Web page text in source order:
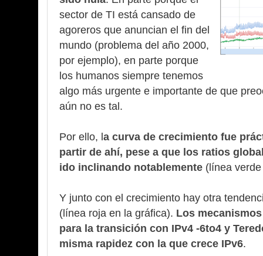
sector de TI está cansado de
agoreros que anuncian el fin del
mundo (problema del año 2000,
por ejemplo), en parte porque
los humanos siempre tenemos
algo más urgente e importante de que
aún no es tal.
Por ello, la curva de crecimiento fue
partir de ahí, pese a que los ratios
ido inclinando notablemente (línea
Y junto con el crecimiento hay otra
(línea roja en la gráfica). Los
para la transición con IPv4 -6to4 y
misma rapidez con la que crece IPv6.